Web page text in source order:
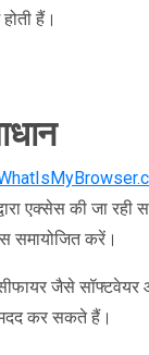
हैं।
एक्सेस की जा रही
समायोजित करें।
जैसे
कर सकते हैं।